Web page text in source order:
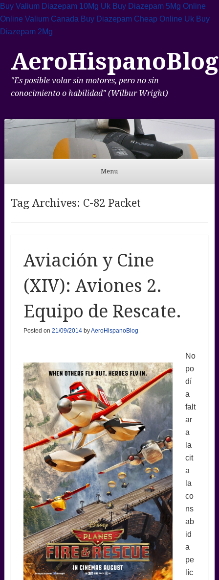
Buy Valium Diazepam 10Mg Uk Buy Diazepam 5Mg Online
Online Valium Canada Buy Diazepam Cheap Online Uk Buy
Diazepam 2Mg
AeroHispanoBlog
"Es posible volar sin motores, pero no sin
conocimiento o habilidad" (Wilbur Wright)
Menu
Tag Archives: C-82 Packet
Aviación y Cine
(XIV): Aviones 2.
Equipo de Rescate.
Posted on 21/09/2014byAeroHispanoBlog
No
po
dí
a
falt
ar
a
la
cit
a
la
co
ns
ab
id
a
pe
líc